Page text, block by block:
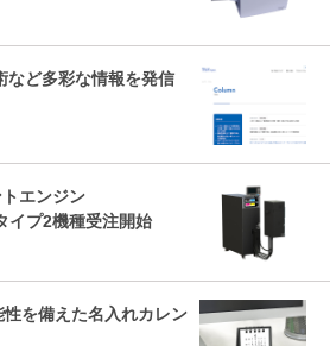
ど多彩な情報を発信
エンジン
イプ2機種受注開始
を備えた名入れカレン